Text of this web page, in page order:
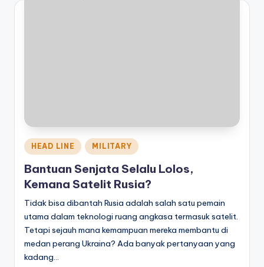
Posted
in
HEAD LINE MILITARY
Bantuan Senjata Selalu Lolos,
Kemana Satelit Rusia?
Tidak bisa dibantah Rusia adalah salah satu pemain
utama dalam teknologi ruang angkasa termasuk satelit.
Tetapi sejauh mana kemampuan mereka membantu di
medan perang Ukraina? Ada banyak pertanyaan yang
kadang…